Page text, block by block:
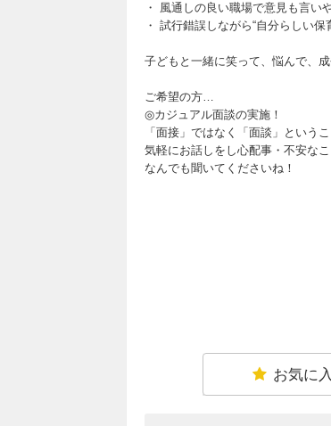
・ 風通しの良い職場で意見も言い
・ 試行錯誤しながら“自分らしい保
子どもと一緒に笑って、悩んで、
ご希望の方…
◎カジュアル面談の実施！
「面接」ではなく「面談」という
気軽にお話しをし心配事・不安な
なんでも聞いてくださいね！
お気に